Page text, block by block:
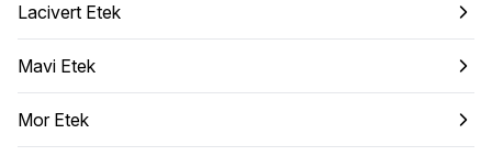
Lacivert Etek
Mavi Etek
Mor Etek